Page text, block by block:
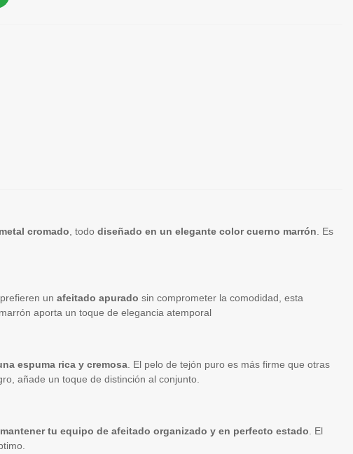
cromado , todo diseñado en un elegante color cuerno marrón . Es
un afeitado apurado sin comprometer la comodidad, esta
aporta un toque de elegancia atemporal
espuma rica y cremosa . El pelo de tejón puro es más firme que otras
añade un toque de distinción al conjunto.
tu equipo de afeitado organizado y en perfecto estado . El